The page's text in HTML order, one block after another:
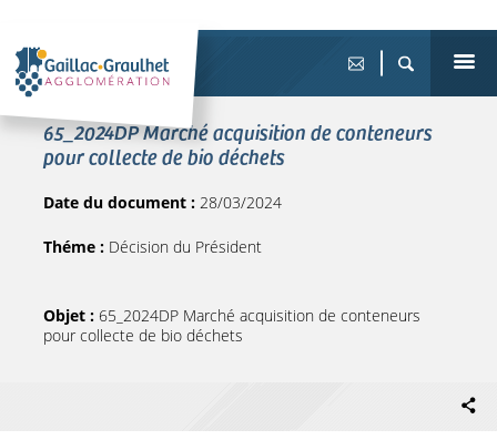
65_2024DP Marché acquisition de conteneurs
pour collecte de bio déchets
Date du document : 28/03/2024
Théme : Décision du Président
Objet : 65_2024DP Marché acquisition de conteneurs
pour collecte de bio déchets